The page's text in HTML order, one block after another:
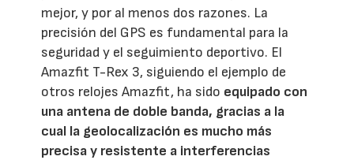
mejor, y por al menos dos razones. La
precisión del GPS es fundamental para la
seguridad y el seguimiento deportivo. El
Amazfit T-Rex 3, siguiendo el ejemplo de
otros relojes Amazfit, ha sido equipado con
una antena de doble banda, gracias a la
cual la geolocalización es mucho más
precisa y resistente a interferencias